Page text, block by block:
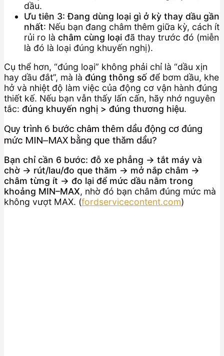
dầu.
Ưu tiên 3: Đang dùng loại gì ở kỳ thay dầu gần
nhất: Nếu bạn đang châm thêm giữa kỳ, cách ít
rủi ro là châm cùng loại đã thay trước đó (miễn
là đó là loại đúng khuyến nghị).
Cụ thể hơn, “đúng loại” không phải chỉ là “dầu xịn
hay dầu đắt”, mà là đúng thông số để bơm dầu, khe
hở và nhiệt độ làm việc của động cơ vận hành đúng
thiết kế. Nếu bạn vẫn thấy lấn cấn, hãy nhớ nguyên
tắc: đúng khuyến nghị > đúng thương hiệu.
Quy trình 6 bước châm thêm dầu động cơ đúng
mức MIN–MAX bằng que thăm dầu?
Bạn chỉ cần 6 bước: đỗ xe phẳng → tắt máy và
chờ → rút/lau/đo que thăm → mở nắp châm →
châm từng ít → đo lại để mức dầu nằm trong
khoảng MIN–MAX, nhờ đó bạn châm đúng mức mà
không vượt MAX. (fordservicecontent.com)